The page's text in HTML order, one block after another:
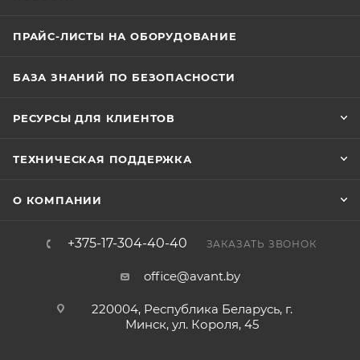
ПРАЙС-ЛИСТЫ НА ОБОРУДОВАНИЕ
БАЗА ЗНАНИЙ ПО БЕЗОПАСНОСТИ
РЕСУРСЫ ДЛЯ КЛИЕНТОВ
ТЕХНИЧЕСКАЯ ПОДДЕРЖКА
О КОМПАНИИ
+375-17-304-40-40 ЗАКАЗАТЬ ЗВОНОК
office@avant.by
220004, Республика Беларусь, г.
Минск, ул. Короля, 45